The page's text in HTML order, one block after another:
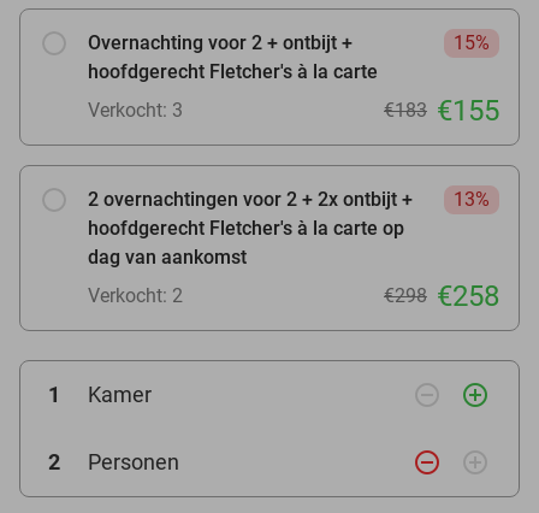
Overnachting voor 2 + ontbijt +
hoofdgerecht Fletcher's à la carte
15%
Verkocht: 3 €183 €155
2 overnachtingen voor 2 + 2x ontbijt +
hoofdgerecht Fletcher's à la carte op
dag van aankomst
13%
Verkocht: 2 €298 €258
1 Kamer remove_circle_outline add_circle_outline
2 Personen remove_circle_outline add_circle_outline